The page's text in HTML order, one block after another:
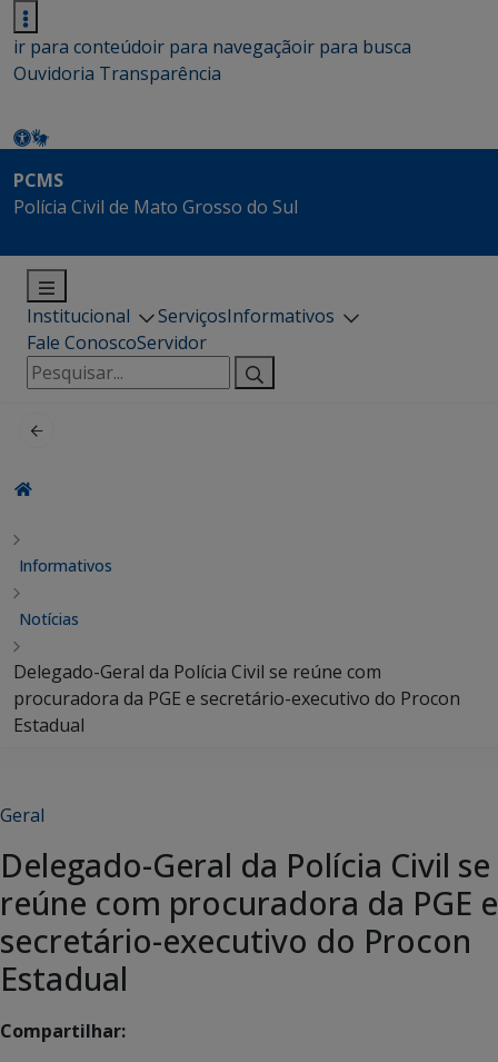
ir para conteúdoir para navegaçãoir para busca
Ouvidoria Transparência
PCMS
Polícia Civil de Mato Grosso do Sul
Institucional ServiçosInformativos
Fale ConoscoServidor
Pesquisar
por:
Informativos
Notícias
Delegado-Geral da Polícia Civil se reúne com
procuradora da PGE e secretário-executivo do Procon
Estadual
Geral
Delegado-Geral da Polícia Civil se
reúne com procuradora da PGE e
secretário-executivo do Procon
Estadual
Compartilhar: